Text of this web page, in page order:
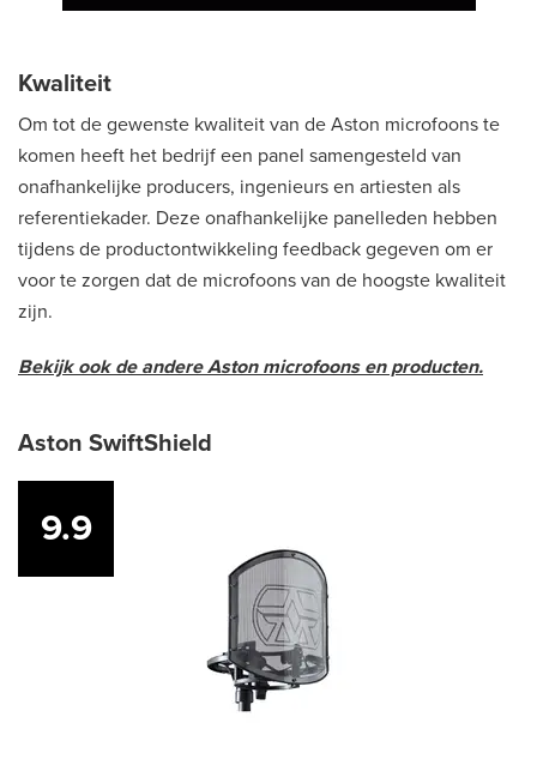
Kwaliteit
Om tot de gewenste kwaliteit van de Aston microfoons te
komen heeft het bedrijf een panel samengesteld van
onafhankelijke producers, ingenieurs en artiesten als
referentiekader. Deze onafhankelijke panelleden hebben
tijdens de productontwikkeling feedback gegeven om er
voor te zorgen dat de microfoons van de hoogste kwaliteit
zijn.
Bekijk ook de andere Aston microfoons en producten.
Aston SwiftShield
9.9